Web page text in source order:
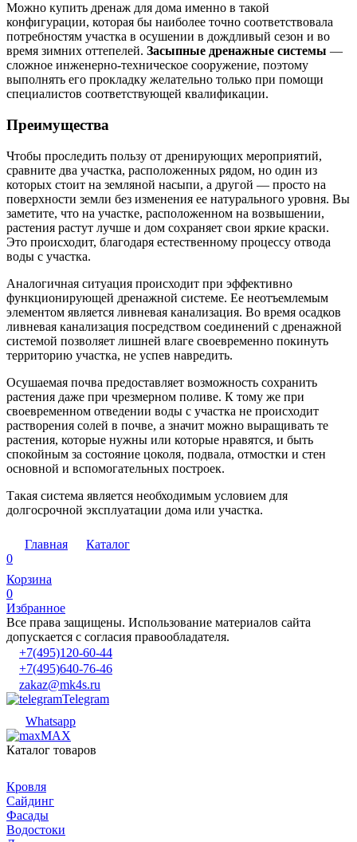
Можно купить дренаж для дома именно в такой
конфигурации, которая бы наиболее точно соответствовала
потребностям участка в осушении в дождливый сезон и во
время зимних оттепелей. Засыпные дренажные системы —
сложное инженерно-техническое сооружение, поэтому
выполнять его прокладку желательно только при помощи
специалистов соответствующей квалификации.
Преимущества
Чтобы проследить пользу от дренирующих мероприятий,
сравните два участка, расположенных рядом, но один из
которых стоит на земляной насыпи, а другой — просто на
поверхности земли без изменения ее натурального уровня. Вы
заметите, что на участке, расположенном на возвышении,
растения растут лучше и дом сохраняет свои яркие краски.
Это происходит, благодаря естественному процессу отвода
воды с участка.
Аналогичная ситуация происходит при эффективно
функционирующей дренажной системе. Ее неотъемлемым
элементом является ливневая канализация. Во время осадков
ливневая канализация посредством соединений с дренажной
системой позволяет лишней влаге своевременно покинуть
территорию участка, не успев навредить.
Осушаемая почва предоставляет возможность сохранить
растения даже при чрезмерном поливе. К тому же при
своевременном отведении воды с участка не происходит
растворения солей в почве, а значит можно выращивать те
растения, которые нужны или которые нравятся, и быть
спокойным за состояние цоколя, подвала, отмостки и стен
основной и вспомогательных построек.
Такая система является необходимым условием для
долгосрочной эксплуатации дома или участка.
Главная
Каталог
0
Корзина
0
Избранное
Все права защищены. Использование материалов сайта
допускается с согласия правообладателя.
+7(495)120-60-44
+7(495)640-76-46
zakaz@mk4s.ru
Telegram
Whatsapp
MAX
Каталог товаров
Кровля
Сайдинг
Фасады
Водостоки